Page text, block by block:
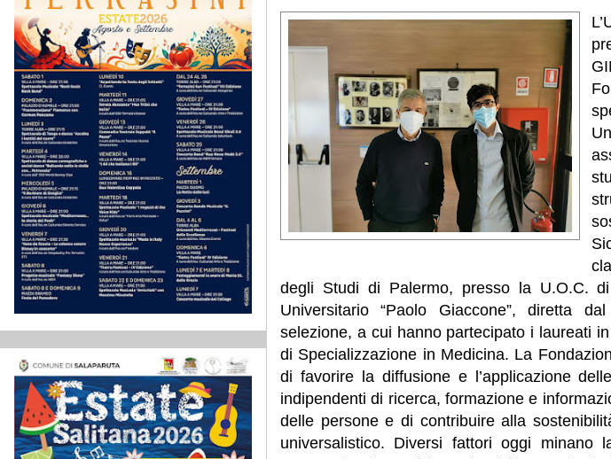
degli Studi di Palermo, presso la U.O.C.
Universitario “Paolo Giaccone”, diretta
selezione, a cui hanno partecipato i laureati
di Specializzazione in Medicina. La
di favorire la diffusione e l’applicazione
indipendenti di ricerca, formazione e
delle persone e di contribuire alla
universalistico. Diversi fattori oggi